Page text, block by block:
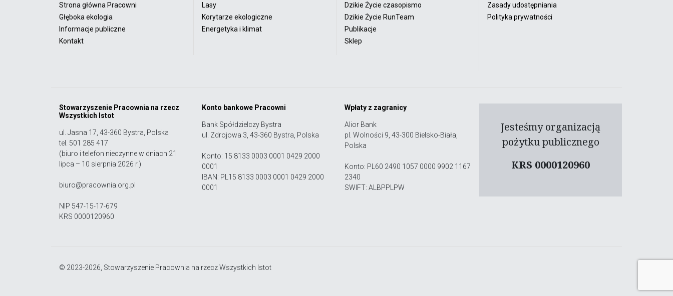
Strona główna Pracowni
Głęboka ekologia
Informacje publiczne
Kontakt
Lasy
Korytarze ekologiczne
Energetyka i klimat
Dzikie Życie czasopismo
Dzikie Życie RunTeam
Publikacje
Sklep
Zasady udostępniania
Polityka prywatności
Stowarzyszenie Pracownia na rzecz
Wszystkich Istot
ul. Jasna 17, 43-360 Bystra, Polska
tel. 501 285 417
(biuro i telefon nieczynne w dniach 21
lipca – 10 sierpnia 2026 r.)
biuro@pracownia.org.pl
NIP 547-15-17-679
KRS 0000120960
Konto bankowe Pracowni
Bank Spółdzielczy Bystra
ul. Zdrojowa 3, 43-360 Bystra, Polska
Konto: 15 8133 0003 0001 0429 2000
0001
IBAN: PL15 8133 0003 0001 0429 2000
0001
Wpłaty z zagranicy
Alior Bank
pl. Wolności 9, 43-300 Bielsko-Biała,
Polska
Konto: PL60 2490 1057 0000 9902 1167
2340
SWIFT: ALBPPLPW
Jesteśmy organizacją
pożytku publicznego
KRS 0000120960
© 2023-2026, Stowarzyszenie Pracownia na rzecz Wszystkich Istot